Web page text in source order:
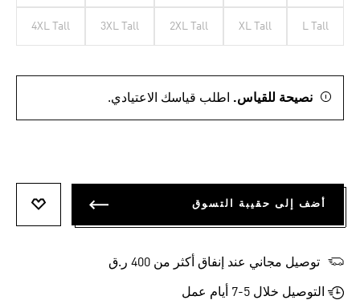
L Tall
XL Tall
2XL Tall
3XL Tall
4XL Tall
نصيحة للقياس. اطلب قياسك الاعتيادي.
أضف إلى حقيبة التسوق
توصيل مجاني عند إنفاق أكثر من 400 ر.ق
التوصيل خلال 5-7 أيام عمل